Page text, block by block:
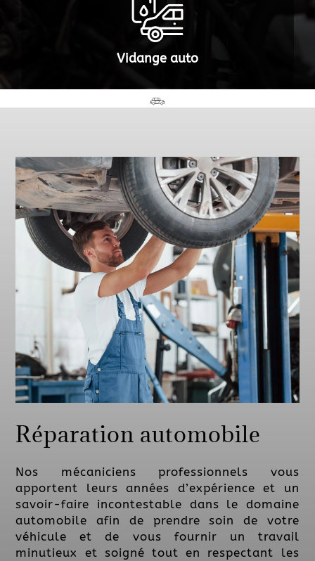
Vidange auto
Réparation automobile
Nos mécaniciens professionnels vous
apportent leurs années d’expérience et un
savoir-faire incontestable dans le domaine
automobile afin de prendre soin de votre
véhicule et de vous fournir un travail
minutieux et soigné tout en respectant les